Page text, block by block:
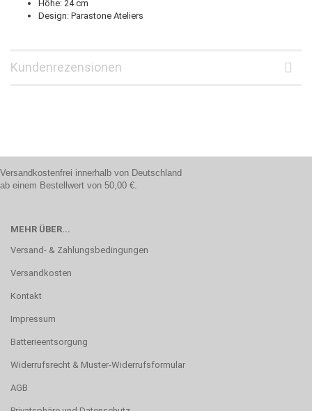
Höhe: 24 cm
Design: Parastone Ateliers
Kundenrezensionen
Versandkostenfrei innerhalb von Deutschland
ab einem Bestellwert von 50,00 €.
MEHR ÜBER...
Versand- & Zahlungsbedingungen
Versandkosten
Kontakt
Impressum
Batterieentsorgung
Widerrufsrecht & Muster-Widerrufsformular
AGB